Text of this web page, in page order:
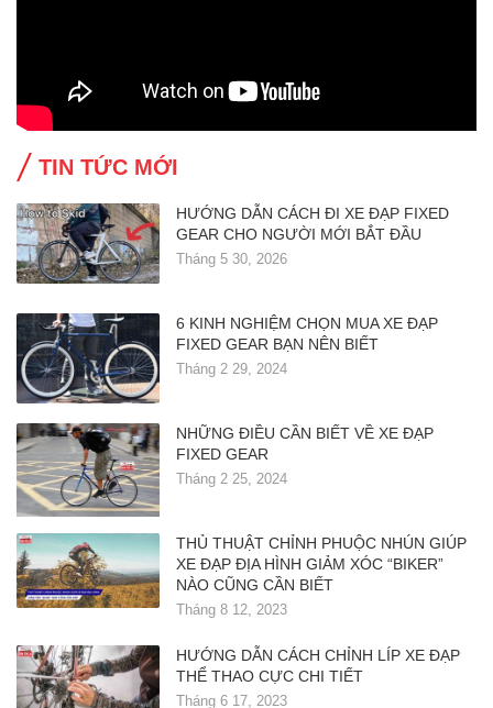
TIN TỨC MỚI
HƯỚNG DẪN CÁCH ĐI XE ĐẠP FIXED
GEAR CHO NGƯỜI MỚI BẮT ĐẦU
Tháng 5 30, 2026
6 KINH NGHIỆM CHỌN MUA XE ĐẠP
FIXED GEAR BẠN NÊN BIẾT
Tháng 2 29, 2024
NHỮNG ĐIỀU CẦN BIẾT VỀ XE ĐẠP
FIXED GEAR
Tháng 2 25, 2024
THỦ THUẬT CHỈNH PHUỘC NHÚN GIÚP
XE ĐẠP ĐỊA HÌNH GIẢM XÓC “BIKER”
NÀO CŨNG CẦN BIẾT
Tháng 8 12, 2023
HƯỚNG DẪN CÁCH CHỈNH LÍP XE ĐẠP
THỂ THAO CỰC CHI TIẾT
Tháng 6 17, 2023